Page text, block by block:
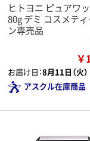
ヒトヨニ ピュアワ
80g デミ コスメテ
ン専売品
￥
お届け日：8月11日（火）
アスクル在庫商品